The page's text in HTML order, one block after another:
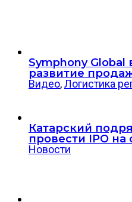
Symphony Global
развитие
Видео,Логистика
Катарский
провести IPO
Новости